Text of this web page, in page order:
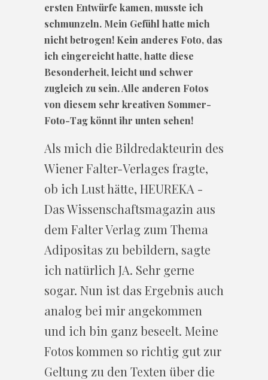
ersten Entwürfe kamen, musste ich
schmunzeln. Mein Gefühl hatte mich
nicht betrogen! Kein anderes Foto, das
ich eingereicht hatte, hatte diese
Besonderheit, leicht und schwer
zugleich zu sein. Alle anderen Fotos
von diesem sehr kreativen Sommer-
Foto-Tag könnt ihr unten sehen!
Als mich die Bildredakteurin des
Wiener Falter-Verlages fragte,
ob ich Lust hätte, HEUREKA -
Das Wissenschaftsmagazin aus
dem Falter Verlag zum Thema
Adipositas zu bebildern, sagte
ich natürlich JA. Sehr gerne
sogar. Nun ist das Ergebnis auch
analog bei mir angekommen
und ich bin ganz beseelt. Meine
Fotos kommen so richtig gut zur
Geltung zu den Texten über die